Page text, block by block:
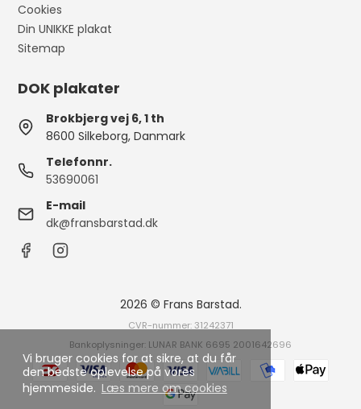
Vi bruger cookies for at sikre, at du får
den bedste oplevelse på vores
hjemmeside. Læs mere om cookies
Cookies
Din UNIKKE plakat
Sitemap
DOK plakater
Brokbjerg vej 6, 1 th
8600 Silkeborg, Danmark
Telefonnr.
53690061
E-mail
dk@fransbarstad.dk
2026 © Frans Barstad.
CVR-nummer: 31242371
Bankoplysninger: LUNAR BANK 6695 2001642696